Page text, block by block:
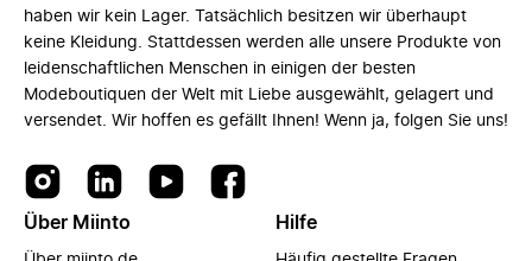
haben wir kein Lager. Tatsächlich besitzen wir überhaupt
keine Kleidung. Stattdessen werden alle unsere Produkte von
leidenschaftlichen Menschen in einigen der besten
Modeboutiquen der Welt mit Liebe ausgewählt, gelagert und
versendet. Wir hoffen es gefällt Ihnen! Wenn ja, folgen Sie uns!
Über Miinto Hilfe